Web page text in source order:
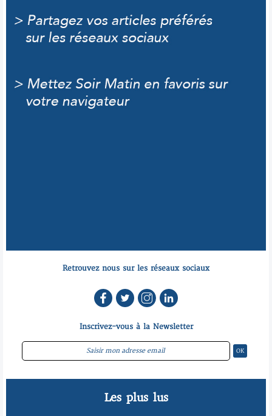
Retrouvez nous sur les réseaux sociaux
Inscrivez-vous à la Newsletter
Les plus lus